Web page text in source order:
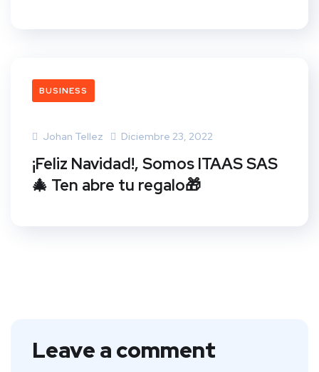
BUSINESS
Johan Tellez Diciembre 23, 2022
¡Feliz Navidad!, Somos ITAAS SAS
🎄 Ten abre tu regalo🎁
Leave a comment